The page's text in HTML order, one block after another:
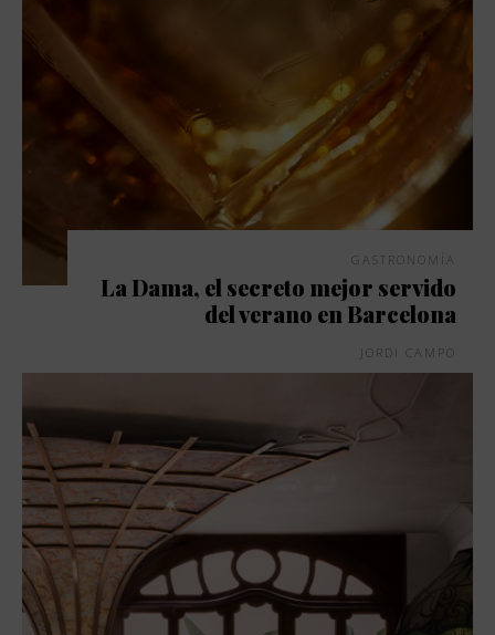
GASTRONOMÍA
La Dama, el secreto mejor servido
del verano en Barcelona
JORDI CAMPO